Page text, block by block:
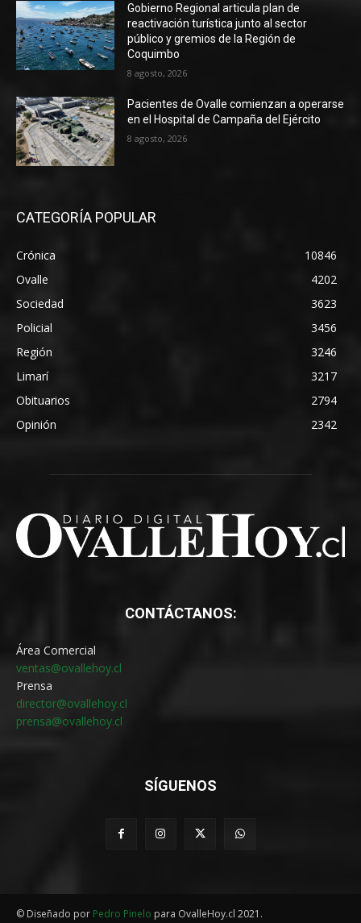
Gobierno Regional articula plan de
reactivación turística junto al sector
público y gremios de la Región de
Coquimbo
8 agosto, 2026
Pacientes de Ovalle comienzan a operarse
en el Hospital de Campaña del Ejército
8 agosto, 2026
CATEGORÍA POPULAR
Crónica
10846
Ovalle
4202
Sociedad
3623
Policial
3456
Región
3246
Limarí
3217
Obituarios
2794
Opinión
2342
CONTÁCTANOS:
Área Comercial
ventas@ovallehoy.cl
Prensa
director@ovallehoy.cl
prensa@ovallehoy.cl
SÍGUENOS
© Diseñado por Pedro Pinelo para OvalleHoy.cl 2021.